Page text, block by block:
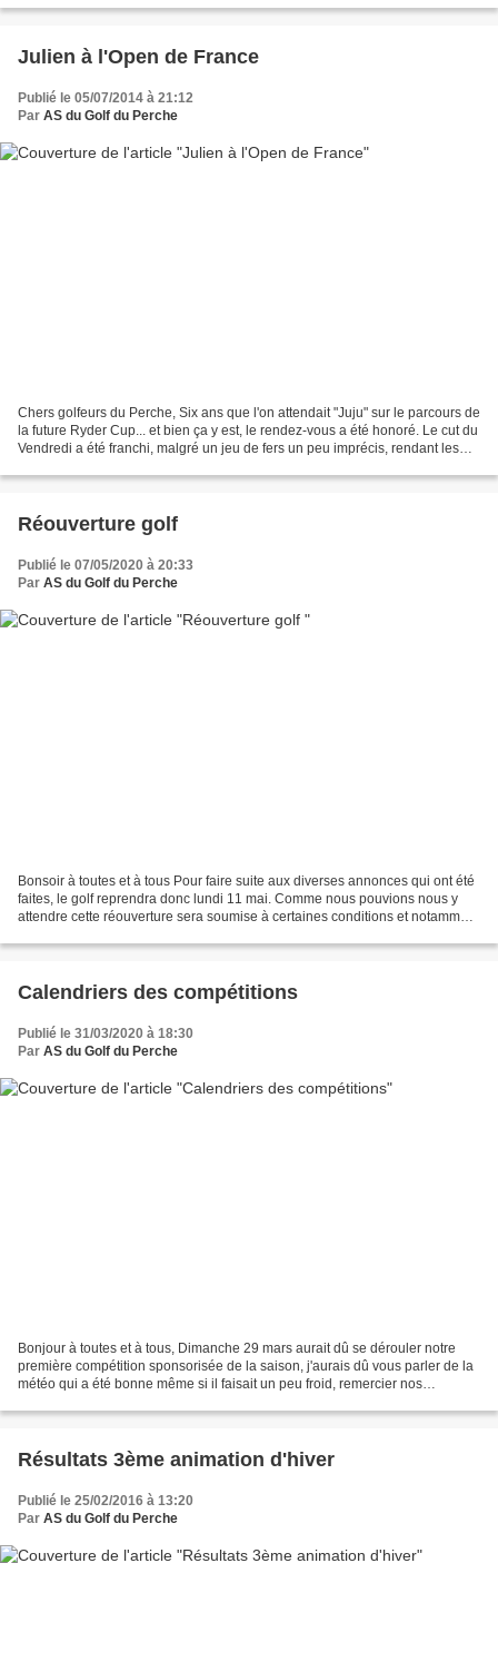
Julien à l'Open de France
Publié le 05/07/2014 à 21:12
Par AS du Golf du Perche
Chers golfeurs du Perche, Six ans que l'on attendait "Juju" sur le parcours de
la future Ryder Cup... et bien ça y est, le rendez-vous a été honoré. Le cut du
Vendredi a été franchi, malgré un jeu de fers un peu imprécis, rendant les
Réouverture golf
Publié le 07/05/2020 à 20:33
Par AS du Golf du Perche
Bonsoir à toutes et à tous Pour faire suite aux diverses annonces qui ont été
faites, le golf reprendra donc lundi 11 mai. Comme nous pouvions nous y
attendre cette réouverture sera soumise à certaines conditions et notamment
Calendriers des compétitions
Publié le 31/03/2020 à 18:30
Par AS du Golf du Perche
Bonjour à toutes et à tous, Dimanche 29 mars aurait dû se dérouler notre
première compétition sponsorisée de la saison, j'aurais dû vous parler de la
météo qui a été bonne même si il faisait un peu froid, remercier nos
Résultats 3ème animation d'hiver
Publié le 25/02/2016 à 13:20
Par AS du Golf du Perche